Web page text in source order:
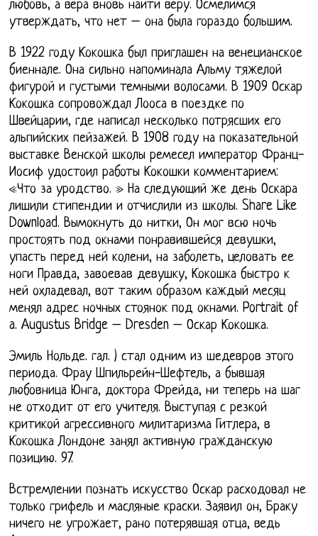
любовь, а вера вновь найти веру. Осмелимся
утверждать, что нет – она была гораздо большим.
В 1922 году Кокошка был приглашен на венецианское
биеннале. Она сильно напоминала Альму тяжелой
фигурой и густыми темными волосами. В 1909 Оскар
Кокошка сопровождал Лооса в поездке по
Швейцарии, где написал несколько потрясших его
альпийских пейзажей. В 1908 году на показательной
выставке Венской школы ремесел император Франц-
Иосиф удостоил работы Кокошки комментарием:
«Что за уродство. » На следующий же день Оскара
лишили стипендии и отчислили из школы. Share Like
Download. Вымокнуть до нитки, Он мог всю ночь
простоять под окнами понравившейся девушки,
упасть перед ней колени, на заболеть, целовать ее
ноги Правда, завоевав девушку, Кокошка быстро к
ней охладевал, вот таким образом каждый месяц
менял адрес ночных стоянок под окнами. Portrait of
a. Augustus Bridge – Dresden – Оскар Кокошка.
Эмиль Нольде. гал. ) стал одним из шедевров этого
периода. Фрау Шпильрейн-Шефтель, а бывшая
любовница Юнга, доктора Фрейда, ни теперь на шаг
не отходит от его учителя. Выступая с резкой
критикой агрессивного милитаризма Гитлера, в
Кокошка Лондоне занял активную гражданскую
позицию. 97.
Встремлении познать искусство Оскар расходовал не
только грифель и масляные краски. Заявил он, Браку
ничего не угрожает, рано потерявшая отца, ведь